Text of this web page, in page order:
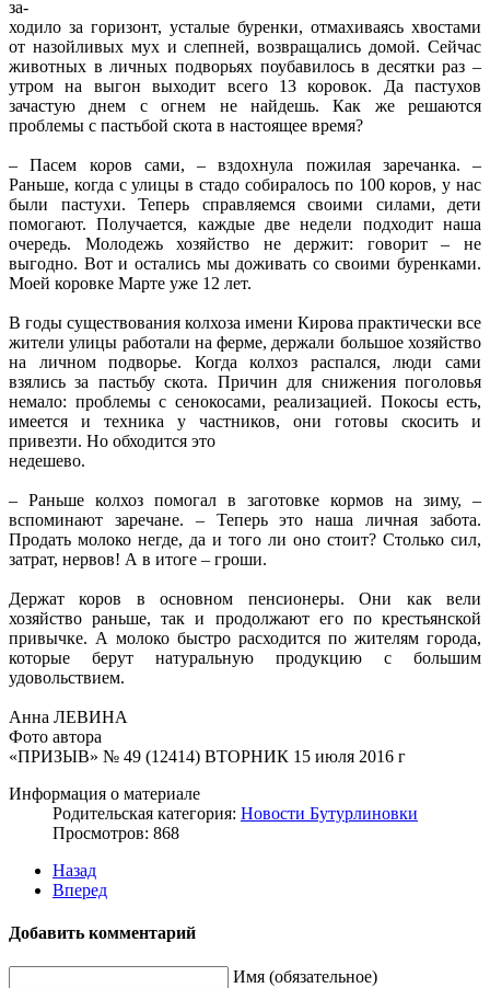
за-
ходило за горизонт, усталые буренки, отмахиваясь хвостами
от назойливых мух и слепней, возвращались домой. Сейчас
животных в личных подворьях поубавилось в десятки раз –
утром на выгон выходит всего 13 коровок. Да пастухов
зачастую днем с огнем не найдешь. Как же решаются
проблемы с пастьбой скота в настоящее время?
– Пасем коров сами, – вздохнула пожилая заречанка. –
Раньше, когда с улицы в стадо собиралось по 100 коров, у нас
были пастухи. Теперь справляемся своими силами, дети
помогают. Получается, каждые две недели подходит наша
очередь. Молодежь хозяйство не держит: говорит – не
выгодно. Вот и остались мы доживать со своими буренками.
Моей коровке Марте уже 12 лет.
В годы существования колхоза имени Кирова практически все
жители улицы работали на ферме, держали большое хозяйство
на личном подворье. Когда колхоз распался, люди сами
взялись за пастьбу скота. Причин для снижения поголовья
немало: проблемы с сенокосами, реализацией. Покосы есть,
имеется и техника у частников, они готовы скосить и
привезти. Но обходится это
недешево.
– Раньше колхоз помогал в заготовке кормов на зиму, –
вспоминают заречане. – Теперь это наша личная забота.
Продать молоко негде, да и того ли оно стоит? Столько сил,
затрат, нервов! А в итоге – гроши.
Держат коров в основном пенсионеры. Они как вели
хозяйство раньше, так и продолжают его по крестьянской
привычке. А молоко быстро расходится по жителям города,
которые берут натуральную продукцию с большим
удовольствием.
Анна ЛЕВИНА
Фото автора
«ПРИЗЫВ» № 49 (12414) ВТОРНИК 15 июля 2016 г
Информация о материале
Родительская категория: Новости Бутурлиновки
Просмотров: 868
Назад
Вперед
Добавить комментарий
Имя (обязательное)